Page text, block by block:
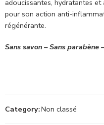
adoucissantes, hydratantes
pour son action anti-
régénérante.
Sans savon – Sans
Category:Non classé